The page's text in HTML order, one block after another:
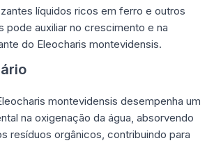
líquidos ricos em ferro e outros
pode auxiliar no crescimento e na
do Eleocharis montevidensis.
montevidensis desempenha um
na oxigenação da água, absorvendo
resíduos orgânicos, contribuindo para